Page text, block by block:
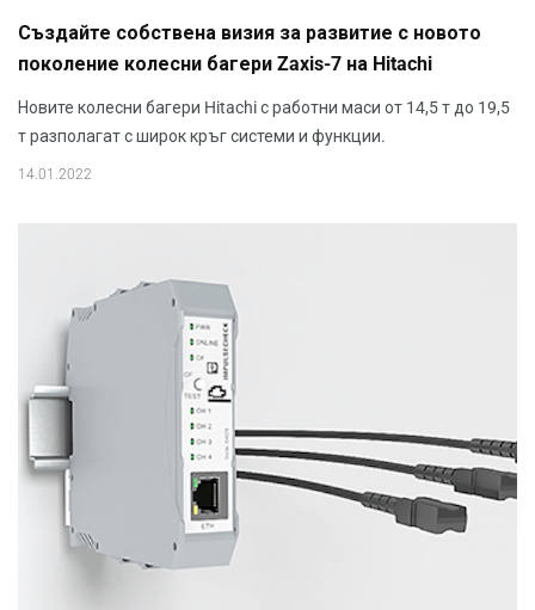
Създайте собствена визия за развитие с новото
поколение колесни багери Zaxis-7 на Hitachi
Новите колесни багери Hitachi с работни маси от 14,5 т до 19,5
т разполагат с широк кръг системи и функции.
14.01.2022